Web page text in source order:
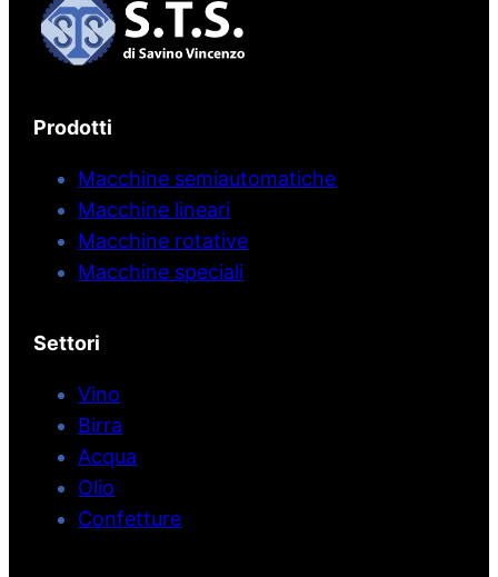
Prodotti
Macchine semiautomatiche
Macchine lineari
Macchine rotative
Macchine speciali
Settori
Vino
Birra
Acqua
Olio
Confetture